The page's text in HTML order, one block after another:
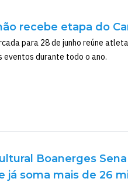
recebe etapa do
para 28 de junho reúne
eventos durante todo o ano.
Boanerges
já soma mais de 26